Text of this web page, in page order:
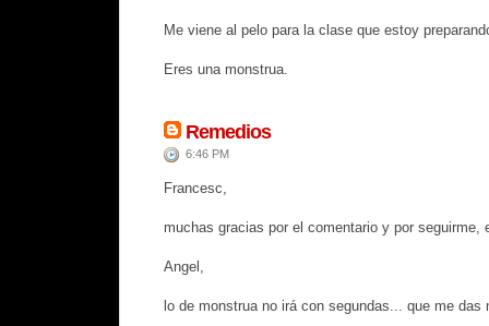
Me viene al pelo para la clase que estoy
Eres una monstrua.
Remedios
6:46 PM
Francesc,
muchas gracias por el comentario y por seguirme,
Angel,
lo de monstrua no irá con segundas... que me das